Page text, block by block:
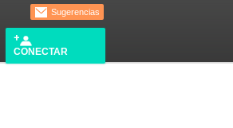
Sugerencias
CONECTAR